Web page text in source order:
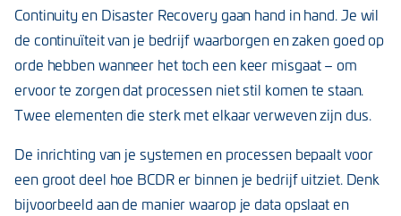
Continuity en Disaster Recovery gaan hand in hand. Je wil
de continuïteit van je bedrijf waarborgen en zaken goed op
orde hebben wanneer het toch een keer misgaat – om
ervoor te zorgen dat processen niet stil komen te staan.
Twee elementen die sterk met elkaar verweven zijn dus.
De inrichting van je systemen en processen bepaalt voor
een groot deel hoe BCDR er binnen je bedrijf uitziet. Denk
bijvoorbeeld aan de manier waarop je data opslaat en